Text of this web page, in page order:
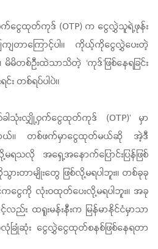
က်ငွေထုတ်ကုဒ် (OTP) က ငွေလွှဲသူရဲ့ဖုန်း
တာကြောင့်ပါ။ ကိုယ့်ကိုငွေလွှဲပေးတဲ့
မိမိတစ်ဦးထဲသာသိတဲ့ ‘ကုဒ်’ဖြစ်နေရခြင်း
း တစ်ရပ်ပါပဲ။
ခါသုံးလျှို့ဝှက်ငွေထုတ်ကုဒ် (OTP)’
မှာ
တယ်။ တစ်ဖက်မှာငွေထုတ်မယ်ဆို အဲ့ဒီ
ရသလို အရှေ့အနောက်ပြောင်းပြန်ဖြစ်
းတာမျိုးတွေ ဖြစ်လို့မရပါဘူး။ တစ်ခုခု
ကငွေကို လုံးဝထုတ်ပေးလို့မရပါဘူး။ အခု
လည်း ထရူးမန်းနီးက မြန်မာနိုင်ငံမှာသာ
ြုံဆုံး ငွေလွှဲငွေထုတ်စနစ်ဖြစ်နေရတာ